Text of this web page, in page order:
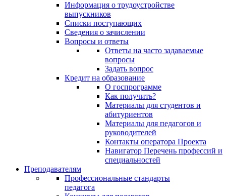
Информация о трудоустройстве
выпускников
Списки поступающих
Сведения о зачислении
Вопросы и ответы
Ответы на часто задаваемые
вопросы
Задать вопрос
Кредит на образование
О госпрограмме
Как получить?
Материалы для студентов и
абитуриентов
Материалы для педагогов и
руководителей
Контакты оператора Проекта
Навигатор Перечень профессий и
специальностей
Преподавателям
Профессиональные стандарты
педагога